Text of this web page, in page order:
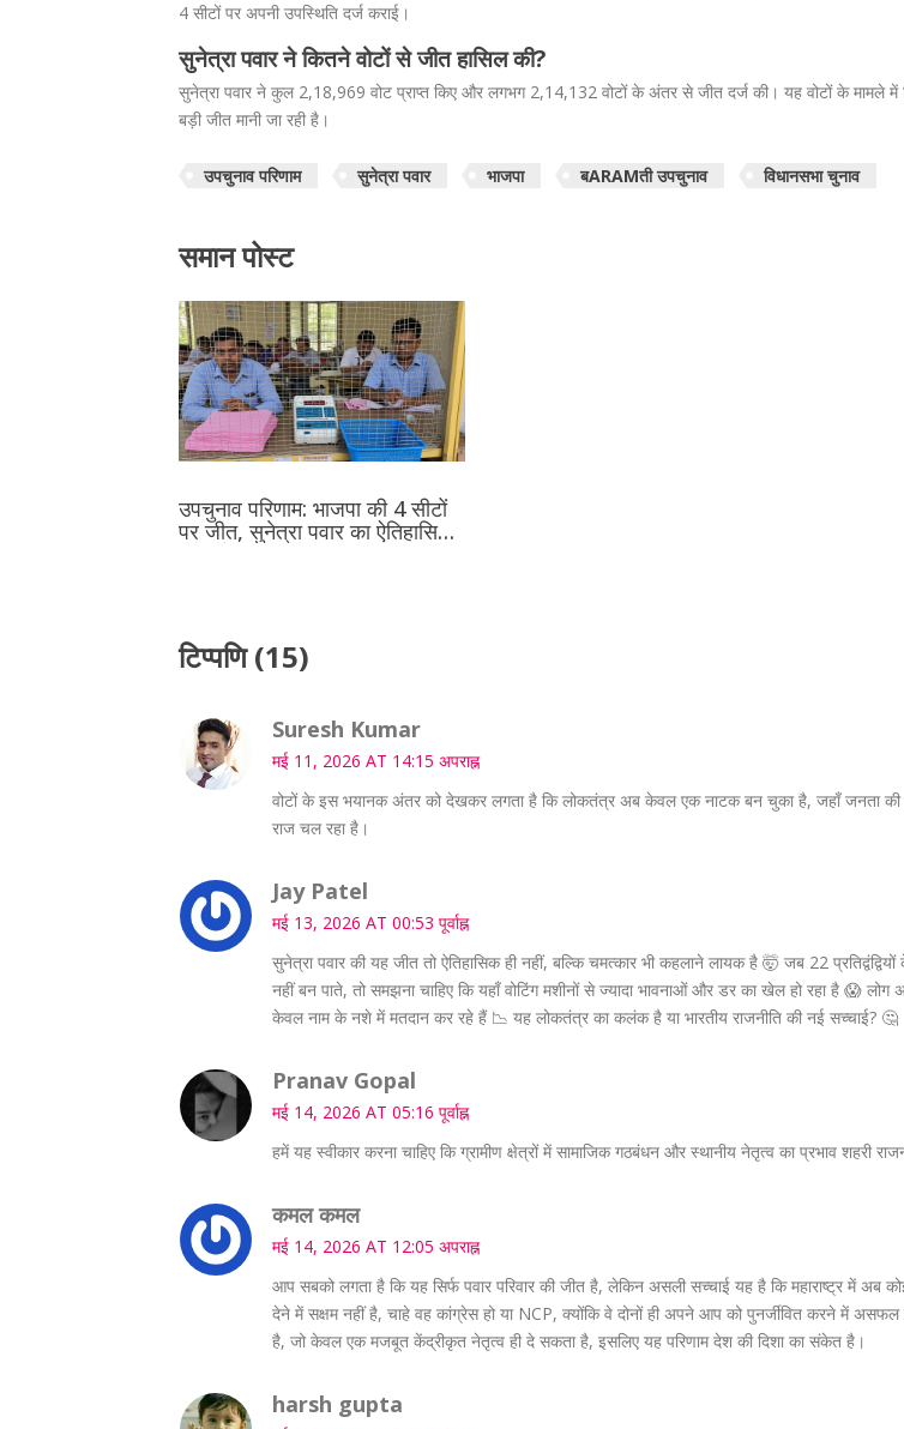
4 सीटों पर अपनी उपस्थिति दर्ज कराई।
सुनेत्रा पवार ने कितने वोटों से जीत हासिल की?
सुनेत्रा पवार ने कुल 2,18,969 वोट प्राप्त किए और लगभग 2,14,132 वोटों के अंतर से जीत दर्ज की। यह वोटों के मामले में
बड़ी जीत मानी जा रही है।
उपचुनाव परिणाम सुनेत्रा पवार भाजपा बARAMती उपचुनाव विधानसभा चुनाव
समान पोस्ट
उपचुनाव परिणाम: भाजपा की 4 सीटों
पर जीत, सुनेत्रा पवार का ऐतिहासिक
टिप्पणि (15)
Suresh Kumar
मई 11, 2026 AT 14:15 अपराह्न
वोटों के इस भयानक अंतर को देखकर लगता है कि लोकतंत्र अब केवल एक नाटक बन चुका है, जहाँ जनता की
राज चल रहा है।
Jay Patel
मई 13, 2026 AT 00:53 पूर्वाह्न
सुनेत्रा पवार की यह जीत तो ऐतिहासिक ही नहीं, बल्कि चमत्कार भी कहलाने लायक है 🤯 जब 22
नहीं बन पाते, तो समझना चाहिए कि यहाँ वोटिंग मशीनों से ज्यादा भावनाओं और डर का खेल हो रहा है 😱
केवल नाम के नशे में मतदान कर रहे हैं 📉 यह लोकतंत्र का कलंक है या भारतीय राजनीति की नई सच्चाई? 🤔
Pranav Gopal
मई 14, 2026 AT 05:16 पूर्वाह्न
हमें यह स्वीकार करना चाहिए कि ग्रामीण क्षेत्रों में सामाजिक गठबंधन और स्थानीय नेतृत्व का प्रभाव शहरी
कमल कमल
मई 14, 2026 AT 12:05 अपराह्न
आप सबको लगता है कि यह सिर्फ पवार परिवार की जीत है, लेकिन असली सच्चाई यह है कि महाराष्ट्र में अब
देने में सक्षम नहीं है, चाहे वह कांग्रेस हो या NCP, क्योंकि वे दोनों ही अपने आप को पुनर्जीवित करने में
है, जो केवल एक मजबूत केंद्रीकृत नेतृत्व ही दे सकता है, इसलिए यह परिणाम देश की दिशा का संकेत है।
harsh gupta